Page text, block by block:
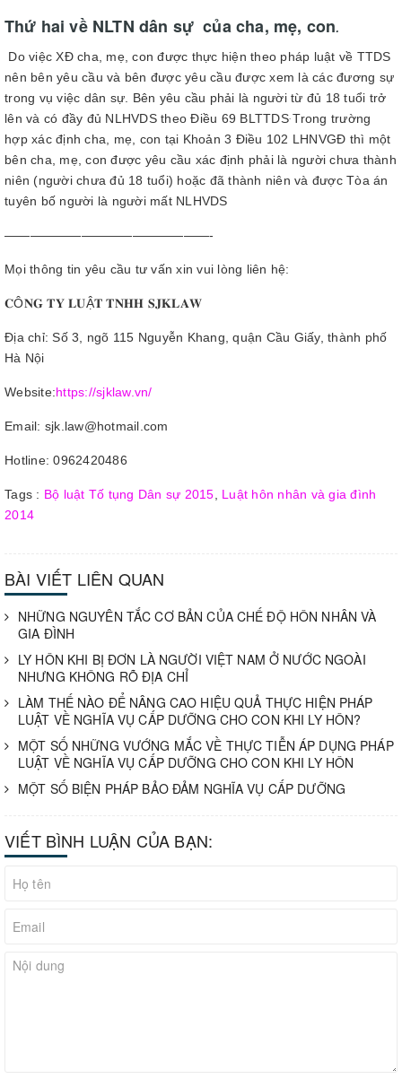
Thứ hai về NLTN dân sự của cha, mẹ, con.
Do việc XĐ cha, mẹ, con được thực hiện theo pháp luật về TTDS
nên bên yêu cầu và bên được yêu cầu được xem là các đương sự
trong vụ việc dân sự. Bên yêu cầu phải là người từ đủ 18 tuổi trở
lên và có đầy đủ NLHVDS theo Điều 69 BLTTDS.Trong trường
hợp xác định cha, mẹ, con tại Khoản 3 Điều 102 LHNVGĐ thì một
bên cha, mẹ, con được yêu cầu xác định phải là người chưa thành
niên (người chưa đủ 18 tuổi) hoặc đã thành niên và được Tòa án
tuyên bố người là người mất NLHVDS
————————————————-
Mọi thông tin yêu cầu tư vấn xin vui lòng liên hệ:
𝐂Ô𝐍𝐆 𝐓𝐘 𝐋𝐔Ậ𝐓 𝐓𝐍𝐇𝐇 𝐒𝐉𝐊𝐋𝐀𝐖
Địa chỉ: Số 3, ngõ 115 Nguyễn Khang, quận Cầu Giấy, thành phố
Hà Nội
Website:https://sjklaw.vn/
Email: sjk.law@hotmail.com
Hotline: 0962420486
Tags : Bộ luật Tố tụng Dân sự 2015
Luật hôn nhân và gia đình
2014
BÀI VIẾT LIÊN QUAN
NHỮNG NGUYÊN TẮC CƠ BẢN CỦA CHẾ ĐỘ HÔN NHÂN VÀ
GIA ĐÌNH
LY HÔN KHI BỊ ĐƠN LÀ NGƯỜI VIỆT NAM Ở NƯỚC NGOÀI
NHƯNG KHÔNG RÕ ĐỊA CHỈ
LÀM THẾ NÀO ĐỂ NÂNG CAO HIỆU QUẢ THỰC HIỆN PHÁP
LUẬT VỀ NGHĨA VỤ CẤP DƯỠNG CHO CON KHI LY HÔN?
MỘT SỐ NHỮNG VƯỚNG MẮC VỀ THỰC TIỄN ÁP DỤNG PHÁP
LUẬT VỀ NGHĨA VỤ CẤP DƯỠNG CHO CON KHI LY HÔN
MỘT SỐ BIỆN PHÁP BẢO ĐẢM NGHĨA VỤ CẤP DƯỠNG
VIẾT BÌNH LUẬN CỦA BẠN: